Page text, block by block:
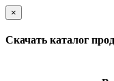
×
Скачать каталог